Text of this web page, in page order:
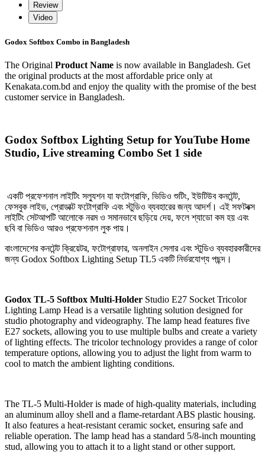
Review
Video
Godox Softbox Combo in Bangladesh
The Original Product Name is now available in Bangladesh. Get
the original products at the most affordable price only at
Kenakata.com.bd and enjoy the quality with the promise of the best
customer service in Bangladesh.
Godox Softbox Lighting Setup for YouTube Home
Studio, Live streaming Combo Set 1 side
একটি প্রফেশনাল লাইটিং সল্যুশন যা ফটোগ্রাফি, ভিডিও শুটিং, ইউটিউব কনটেন্ট,
ফেসবুক লাইভ, প্রোডাক্ট ফটোগ্রাফি এবং স্টুডিও ব্যবহারের জন্য আদর্শ। এই সফটবক্স
লাইটিং সেটআপটি আলোকে নরম ও সমানভাবে ছড়িয়ে দেয়, ফলে শ্যাডো কম হয় এবং
ছবি বা ভিডিও আরও প্রফেশনাল লুক পায়।
বাংলাদেশের কনটেন্ট ক্রিয়েটর, ফটোগ্রাফার, অনলাইন সেলার এবং স্টুডিও ব্যবহারকারীদের
জন্য Godox Softbox Lighting Setup TL5 একটি নির্ভরযোগ্য পছন্দ।
Godox TL-5 Softbox Multi-Holder Studio E27 Socket Tricolor
Lighting Lamp Head is a versatile lighting solution designed for
studio photography and videography. The lamp head features five
E27 sockets, allowing you to use multiple bulbs and create a variety
of lighting effects. The tricolor technology provides a range of color
temperature options, allowing you to adjust the light from warm to
cool to match the ambient lighting conditions.
The TL-5 Multi-Holder is made of high-quality materials, including
an aluminum alloy shell and a flame-retardant ABS plastic housing.
It also features a heat-resistant ceramic socket, ensuring safe and
reliable operation. The lamp head has a standard 5/8-inch mounting
stud, allowing you to attach it to a light stand or other support.